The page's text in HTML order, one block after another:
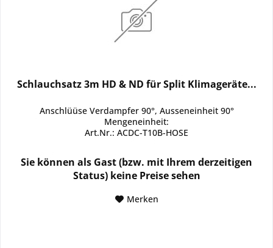
Schlauchsatz 3m HD & ND für Split Klimageräte...
Anschlüüse Verdampfer 90°, Ausseneinheit 90°
Mengeneinheit:
Art.Nr.: ACDC-T10B-HOSE
Sie können als Gast (bzw. mit Ihrem derzeitigen
Status) keine Preise sehen
Merken